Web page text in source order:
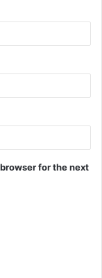
for the next